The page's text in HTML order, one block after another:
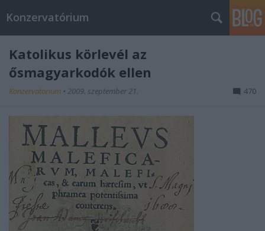
Konzervatórium
Katolikus körlevél az
ősmagyarkodók ellen
Konzervatorium • 2009. szeptember 21. 470